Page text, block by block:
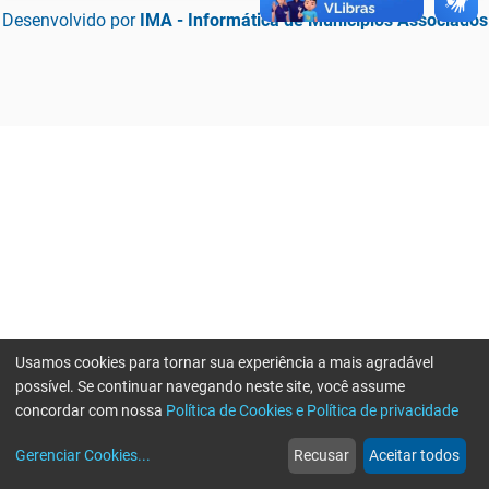
Desenvolvido por IMA - Informática de Municípios Associados
web
Notícias
more_horiz
Mais
Usamos cookies para tornar sua experiência a mais agradável
possível. Se continuar navegando neste site, você assume
concordar com nossa Política de Cookies e Política de privacidade
Gerenciar Cookies... Recusar Aceitar todos
Erro ao enviar informações, por favor tente novamente